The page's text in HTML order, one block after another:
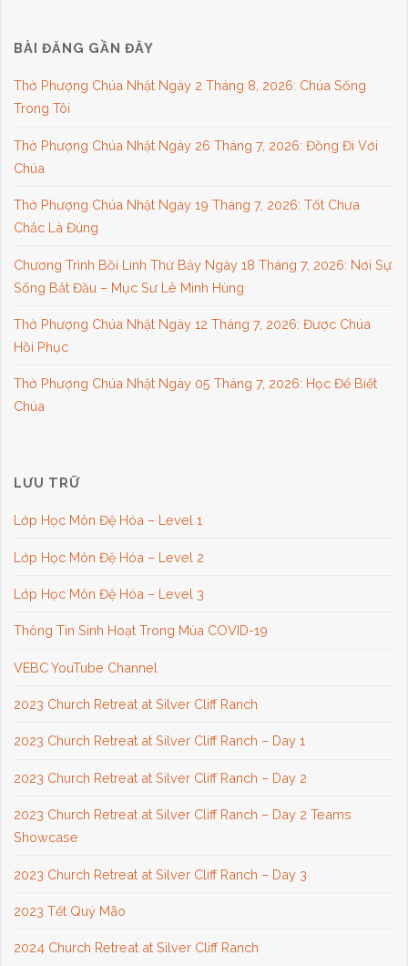
BÀI ĐĂNG GẦN ĐÂY
Thờ Phượng Chúa Nhật Ngày 2 Tháng 8, 2026: Chúa Sống
Trong Tôi
Thờ Phượng Chúa Nhật Ngày 26 Tháng 7, 2026: Đồng Đi Với
Chúa
Thờ Phượng Chúa Nhật Ngày 19 Tháng 7, 2026: Tốt Chưa
Chắc Là Đúng
Chương Trình Bồi Linh Thứ Bảy Ngày 18 Tháng 7, 2026: Nơi Sự
Sống Bắt Đầu – Mục Sư Lê Minh Hùng
Thờ Phượng Chúa Nhật Ngày 12 Tháng 7, 2026: Được Chúa
Hồi Phục
Thờ Phượng Chúa Nhật Ngày 05 Tháng 7, 2026: Học Để Biết
Chúa
LƯU TRỮ
Lớp Học Môn Đệ Hóa – Level 1
Lớp Học Môn Đệ Hóa – Level 2
Lớp Học Môn Đệ Hóa – Level 3
Thông Tin Sinh Hoạt Trong Mùa COVID-19
VEBC YouTube Channel
2023 Church Retreat at Silver Cliff Ranch
2023 Church Retreat at Silver Cliff Ranch – Day 1
2023 Church Retreat at Silver Cliff Ranch – Day 2
2023 Church Retreat at Silver Cliff Ranch – Day 2 Teams
Showcase
2023 Church Retreat at Silver Cliff Ranch – Day 3
2023 Tết Quý Mão
2024 Church Retreat at Silver Cliff Ranch